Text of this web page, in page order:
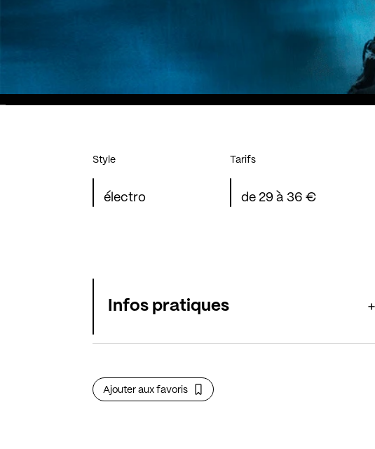
Style
électro
Tarifs
de 29 à 36 €
Infos pratiques
Ajouter aux favoris